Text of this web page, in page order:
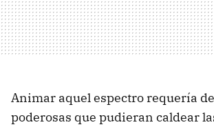
Animar aquel espectro requería
poderosas que pudieran caldear